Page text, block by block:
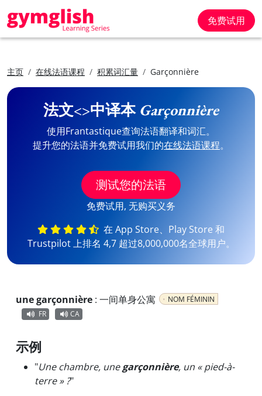
免费试用
主页 在线法语课程 积累词汇量 Garçonnière
法文<>中译本 Garçonnière
使用Frantastique查询法语翻译和词汇。
提升您的法语并免费试用我们的在线法语课程。
测试您的法语
免费试用, 无购买义务
在 App Store、Play Store 和
Trustpilot 上排名 4,7 超过8,000,000名全球用户。
une garçonnière : 一间单身公寓
NOM FÉMININ
FR
CA
示例
"Une chambre, unegarçonnière, un « pied-à-
terre » ?"